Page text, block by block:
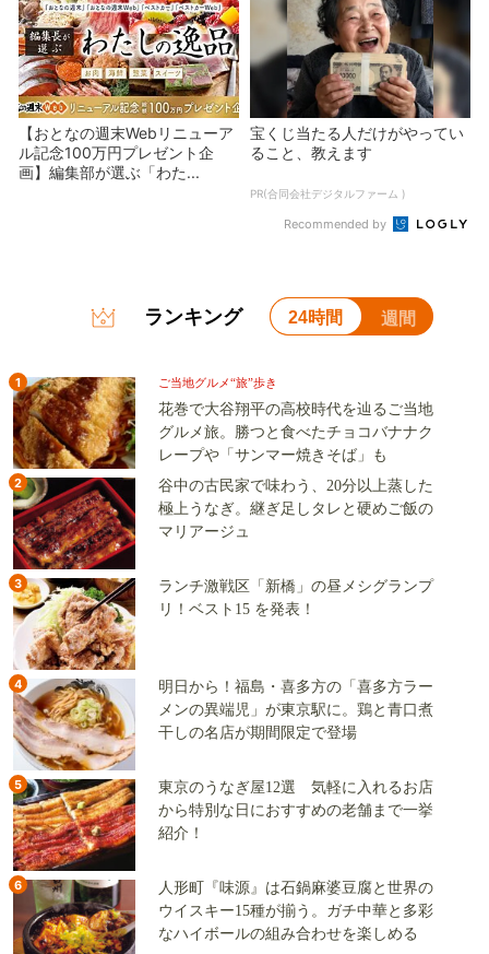
【おとなの週末Webリニューア
ル記念100万円プレゼント企
画】編集部が選ぶ「わた...
宝くじ当たる人だけがやってい
ること、教えます
PR(合同会社デジタルファーム )
Recommended by
ランキング 24時間 週間
1 ご当地グルメ“旅”歩き
花巻で大谷翔平の高校時代を辿るご当地
グルメ旅。勝つと食べたチョコバナナク
レープや「サンマー焼きそば」も
2
谷中の古民家で味わう、20分以上蒸した
極上うなぎ。継ぎ足しタレと硬めご飯の
マリアージュ
3
ランチ激戦区「新橋」の昼メシグランプ
リ！ベスト15 を発表！
4
明日から！福島・喜多方の「喜多方ラー
メンの異端児」が東京駅に。鶏と青口煮
干しの名店が期間限定で登場
5
東京のうなぎ屋12選 気軽に入れるお店
から特別な日におすすめの老舗まで一挙
紹介！
6
人形町『味源』は石鍋麻婆豆腐と世界の
ウイスキー15種が揃う。ガチ中華と多彩
なハイボールの組み合わせを楽しめる